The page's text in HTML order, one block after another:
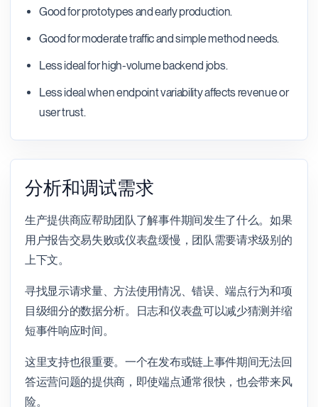
Good for prototypes and early production.
Good for moderate traffic and simple method needs.
Less ideal for high-volume backend jobs.
Less ideal when endpoint variability affects revenue or
user trust.
分析和调试需求
生产提供商应帮助团队了解事件期间发生了什么。如果
用户报告交易失败或仪表盘缓慢，团队需要请求级别的
上下文。
寻找显示请求量、方法使用情况、错误、端点行为和项
目级细分的数据分析。日志和仪表盘可以减少猜测并缩
短事件响应时间。
这里支持也很重要。一个在发布或链上事件期间无法回
答运营问题的提供商，即使端点通常很快，也会带来风
险。